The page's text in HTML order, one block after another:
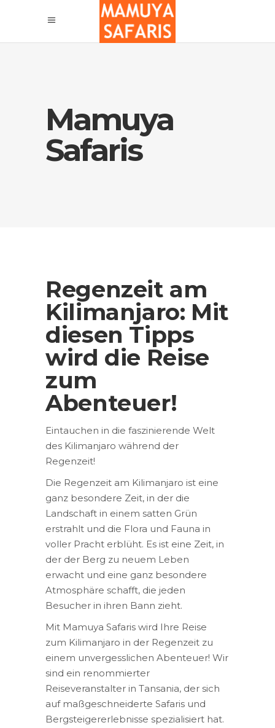
Mamuya
Safaris
Regenzeit am
Kilimanjaro: Mit
diesen Tipps
wird die Reise
zum
Abenteuer!
Eintauchen in die faszinierende Welt
des Kilimanjaro während der
Regenzeit!
Die Regenzeit am Kilimanjaro ist eine
ganz besondere Zeit, in der die
Landschaft in einem satten Grün
erstrahlt und die Flora und Fauna in
voller Pracht erblüht. Es ist eine Zeit, in
der der Berg zu neuem Leben
erwacht und eine ganz besondere
Atmosphäre schafft, die jeden
Besucher in ihren Bann zieht.
Mit Mamuya Safaris wird Ihre Reise
zum Kilimanjaro in der Regenzeit zu
einem unvergesslichen Abenteuer! Wir
sind ein renommierter
Reiseveranstalter in Tansania, der sich
auf maßgeschneiderte Safaris und
Bergsteigererlebnisse spezialisiert hat.